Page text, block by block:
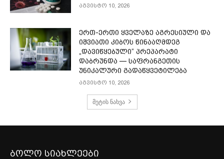
აგვისტო 10, 2026
ერთ-ერთი ყველაზე აგრესიული და
იშვიათი კიბოს წინააღმდეგ
„დავიწყებული“ პრეპარატი
დაბრუნდა — საფრანგეთის
უნიკალური გადაწყვეტილება
აგვისტო 10, 2026
მეტის ნახვა
ბოლო სიახლეები